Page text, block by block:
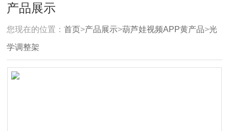
产品展示
您现在的位置：首页>产品展示>葫芦娃视频APP黄产品>光
学调整架